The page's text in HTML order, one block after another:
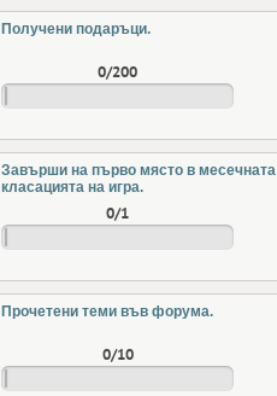
Получени подаръци.
0/200
Завърши на първо място в месечната
класацията на игра.
0/1
Прочетени теми във форума.
0/10